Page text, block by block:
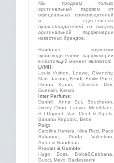
Мы продаем только
оригинальный парфюм от
официальных производителей
и единственых
правообладателей по выпуску
оригинальной парфюмерии
известных брендов.
Наиболее крупными
производителями парфюмерии
в настоящий момент являются:
LVMH:
Louis Vuitton, Loewe, Givenchy,
Marc Jacobs, Fendi, Emilio Pucci,
Donna Karan, Christian Dior,
Guerlain, Kenzo
Inter Parfums:
Dunhill, Anna Sui, Boucheron,
Jimmy Choo, Lanvin, Montblanc,
S.T.Dupont, Van Cleef & Arpels,
Banana Republic, Bebe
Puig:
Carolina Herrera, Nina Ricci, Paco
Rabanne, Prada, Valentino,
Antonio Banderas
Procter & Gamble:
Hugo Boss, Dolce&Gabbana,
Gucci, Mexx, Baldessarini